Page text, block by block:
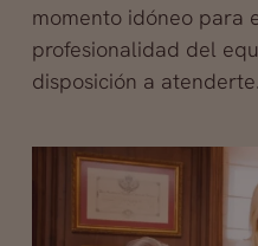
momento idóneo para
profesionalidad del
disposición a atenderte.